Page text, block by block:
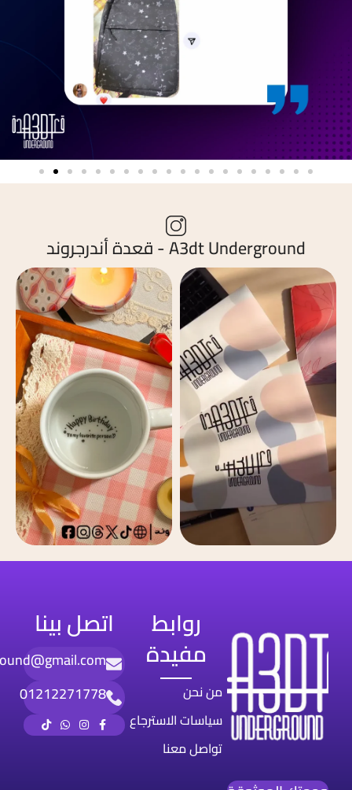
A3dt Underground - قعدة أندرجروند
روابط
مفيدة
من نحن
سياسات الاسترجاع
تواصل معنا
اتصل بينا
01212271778